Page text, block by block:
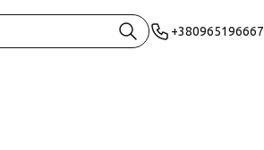
+380965196667